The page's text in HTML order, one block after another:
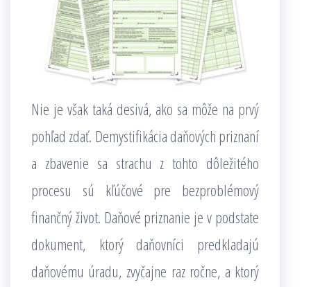
Nie je však taká desivá, ako sa môže na prvý
pohľad zdať. Demystifikácia daňových priznaní
a zbavenie sa strachu z tohto dôležitého
procesu sú kľúčové pre bezproblémový
finančný život. Daňové priznanie je v podstate
dokument, ktorý daňovníci predkladajú
daňovému úradu, zvyčajne raz ročne, a ktorý